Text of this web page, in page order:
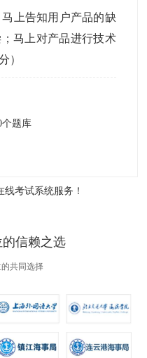
上告知用户产品的缺
马上对产品进行技术
）
个题库
线考试系统服务！
信赖之选
共同选择